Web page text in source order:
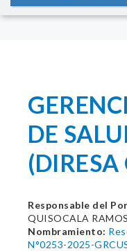
DE
(DIRESA
Responsable del
QUISOCALA RAMOS
Nombramiento:
N°0253-2025-